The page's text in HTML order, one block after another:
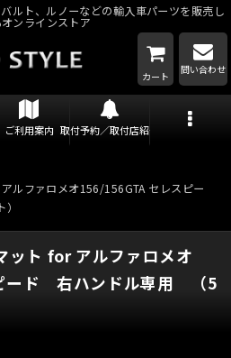
ルト、ルノーなどの輸入車パーツを販売し
ンラインストア
カート
問い合わせ
ご利用案内 取付予約／取付店紹介
ルファロメオ156/156GTA セレスピー
ット for アルファロメオ
ード 右ハンドル専用 （5